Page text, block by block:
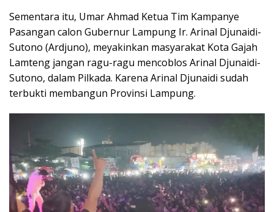
Sementara itu, Umar Ahmad Ketua Tim Kampanye
Pasangan calon Gubernur Lampung Ir. Arinal Djunaidi-
Sutono (Ardjuno), meyakinkan masyarakat Kota Gajah
Lamteng jangan ragu-ragu mencoblos Arinal Djunaidi-
Sutono, dalam Pilkada. Karena Arinal Djunaidi sudah
terbukti membangun Provinsi Lampung.